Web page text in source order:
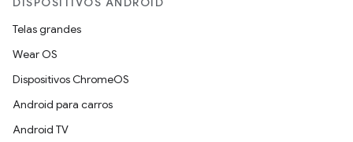
Telas grandes
Wear OS
Dispositivos ChromeOS
Android para carros
Android TV